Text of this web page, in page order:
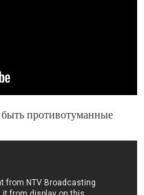
противотуманные